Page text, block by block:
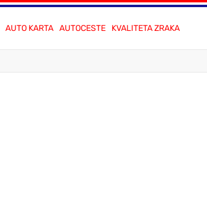
AUTO KARTA AUTOCESTE KVALITETA ZRAKA